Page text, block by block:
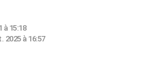
à 15:18
2025 à 16:57